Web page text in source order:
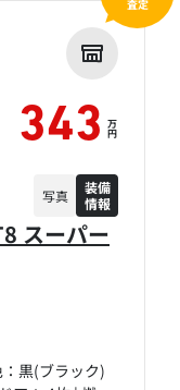
スーパー
黒(ブラック)
343 万
円
写真
装備
情報
査定